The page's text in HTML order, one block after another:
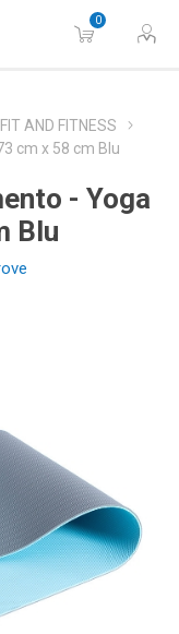
0
AND FITNESS
cm x 58 cm Blu
- Yoga
Blu